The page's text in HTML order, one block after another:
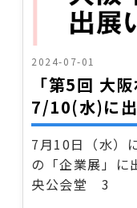
2024-07-01
「第5回 大
7/10(水)に出
7月10日（水）
の「企業展」
央公会堂 3